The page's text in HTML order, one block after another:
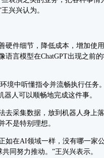
兴兴认为。
件细节，降低成本，增加使
言模型在ChatGPT出现之前
境中听懂指令并流畅执行任务
人可以顺畅地完成这件事。
采集数据，放到机器人身上
是特别理想。
在AI领域一样，没有哪一家
同努力推动。”王兴兴表示。